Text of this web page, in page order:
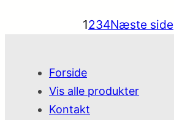
1234Næste side
Forside
Vis alle produkter
Kontakt